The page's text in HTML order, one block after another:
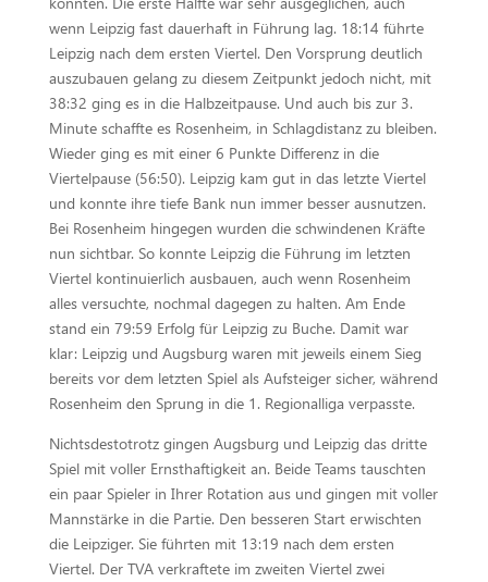
wenn Leipzig fast dauerhaft in Führung lag. 18:14 führte
Leipzig nach dem ersten Viertel. Den Vorsprung deutlich
auszubauen gelang zu diesem Zeitpunkt jedoch nicht, mit
38:32 ging es in die Halbzeitpause. Und auch bis zur 3.
Minute schaffte es Rosenheim, in Schlagdistanz zu bleiben.
Wieder ging es mit einer 6 Punkte Differenz in die
Viertelpause (56:50). Leipzig kam gut in das letzte Viertel
und konnte ihre tiefe Bank nun immer besser ausnutzen.
Bei Rosenheim hingegen wurden die schwindenen Kräfte
nun sichtbar. So konnte Leipzig die Führung im letzten
Viertel kontinuierlich ausbauen, auch wenn Rosenheim
alles versuchte, nochmal dagegen zu halten. Am Ende
stand ein 79:59 Erfolg für Leipzig zu Buche. Damit war
klar: Leipzig und Augsburg waren mit jeweils einem Sieg
bereits vor dem letzten Spiel als Aufsteiger sicher, während
Rosenheim den Sprung in die 1. Regionalliga verpasste.
Nichtsdestotrotz gingen Augsburg und Leipzig das dritte
Spiel mit voller Ernsthaftigkeit an. Beide Teams tauschten
ein paar Spieler in Ihrer Rotation aus und gingen mit voller
Mannstärke in die Partie. Den besseren Start erwischten
die Leipziger. Sie führten mit 13:19 nach dem ersten
Viertel. Der TVA verkraftete im zweiten Viertel zwei